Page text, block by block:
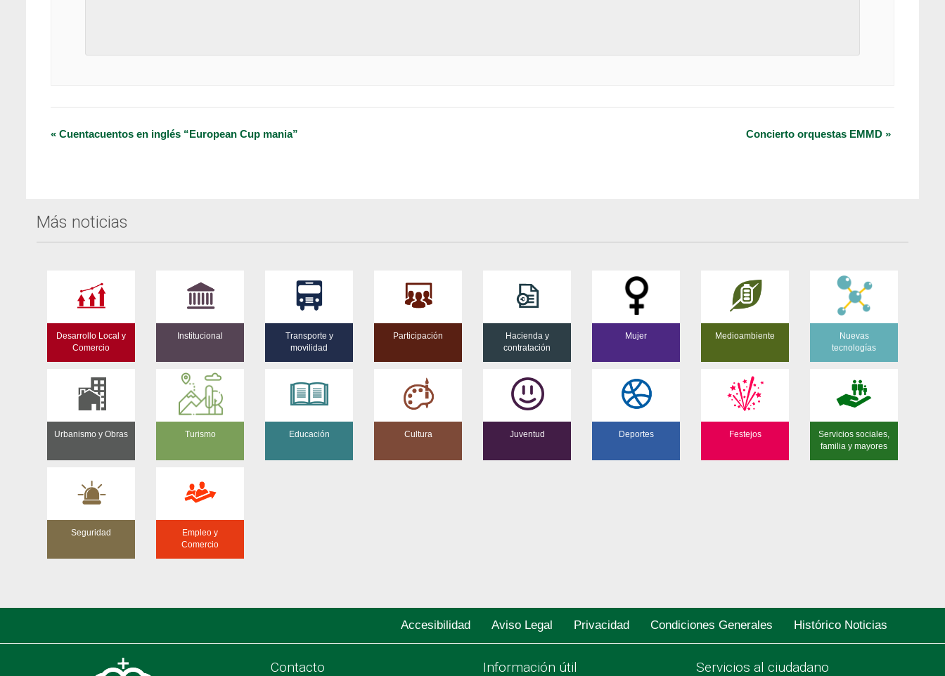
Navegación
« Cuentacuentos en inglés “European Cup mania” Concierto orquestas EMMD »
Más noticias
Desarrollo Local y
Comercio
Institucional
Transporte y
movilidad
Participación
Hacienda y
contratación
Mujer Medioambiente
Nuevas
tecnologías
Urbanismo y Obras Turismo Educación Cultura Juventud Deportes Festejos
Servicios sociales,
familia y mayores
Seguridad
Empleo y
Comercio
Accesibilidad Aviso Legal Privacidad Condiciones Generales Histórico Noticias
Contacto Información útil Servicios al ciudadano